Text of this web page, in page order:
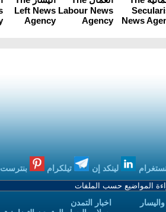
لينكد إن تيلكرام بنترست
اخبار التمدن